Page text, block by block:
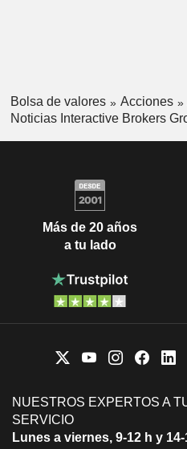
Bolsa de valores Acciones
Noticias Interactive Brokers
Más de 20 años
a tu lado
NUESTROS EXPERTOS A
SERVICIO
Lunes a viernes, 9-12 h y 14-